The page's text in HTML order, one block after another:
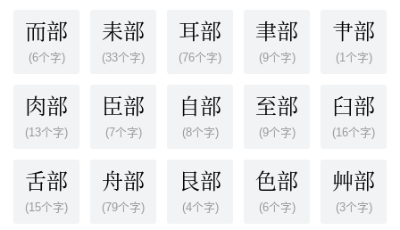
而部
(6个字)
耒部
(33个字)
耳部
(76个字)
聿部
(9个字)
肀部
(1个字)
肉部
(13个字)
臣部
(7个字)
自部
(8个字)
至部
(9个字)
臼部
(16个字)
舌部
(15个字)
舟部
(79个字)
艮部
(4个字)
色部
(6个字)
艸部
(3个字)